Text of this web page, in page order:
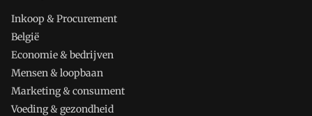
Inkoop & Procurement
België
Economie & bedrijven
Mensen & loopbaan
Marketing & consument
Voeding & gezondheid